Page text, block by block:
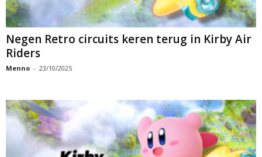
Negen Retro circuits keren terug in Kirby Air
Riders
Menno - 23/10/2025